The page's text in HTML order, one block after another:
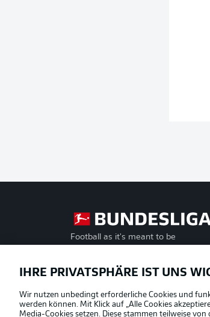
Football as it's meant to be
Offizielle Partner
IHRE PRIVATSPHÄRE IST UNS
Wir nutzen unbedingt erforderliche Cookies und
werden können. Mit Klick auf „Alle Cookies
Media-Cookies setzen. Diese stammen teilweise von